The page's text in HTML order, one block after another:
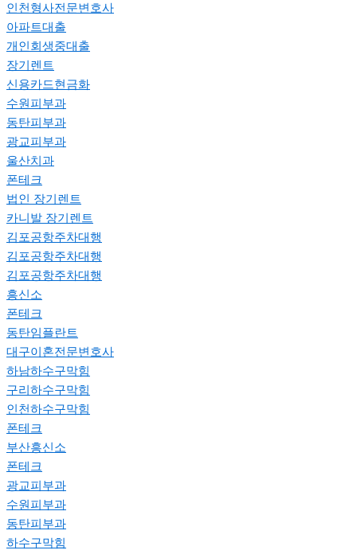
인천형사전문변호사
아파트대출
개인회생중대출
장기렌트
신용카드현금화
수원피부과
동탄피부과
광교피부과
울산치과
폰테크
법인 장기렌트
카니발 장기렌트
김포공항주차대행
김포공항주차대행
김포공항주차대행
흥신소
폰테크
동탄임플란트
대구이혼전문변호사
하남하수구막힘
구리하수구막힘
인천하수구막힘
폰테크
부산흥신소
폰테크
광교피부과
수원피부과
동탄피부과
하수구막힘